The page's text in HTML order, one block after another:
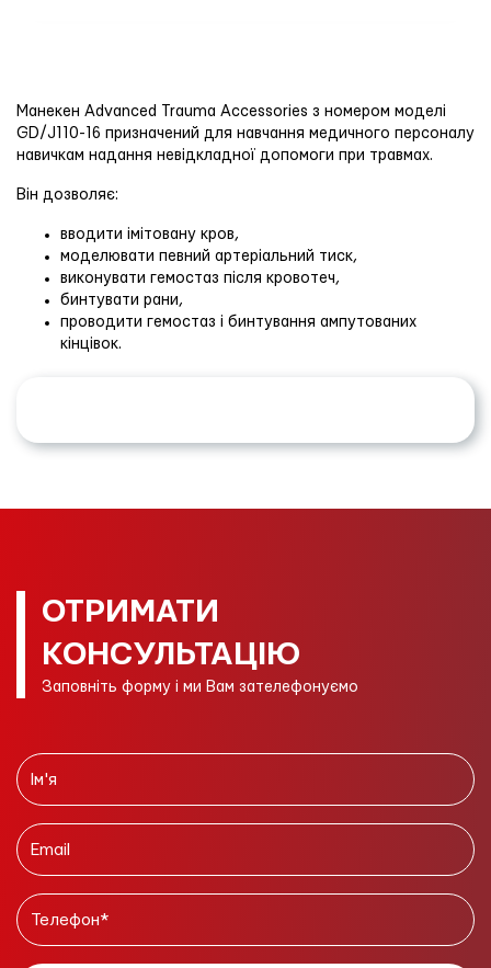
Манекен Advanced Trauma Accessories з номером моделі
GD/J110-16 призначений для навчання медичного персоналу
навичкам надання невідкладної допомоги при травмах.
Він дозволяє:
вводити імітовану кров,
моделювати певний артеріальний тиск,
виконувати гемостаз після кровотеч,
бинтувати рани,
проводити гемостаз і бинтування ампутованих
кінцівок.
ОТРИМАТИ
КОНСУЛЬТАЦІЮ
Заповніть форму і ми Вам зателефонуємо